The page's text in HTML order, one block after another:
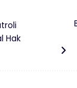
Hak